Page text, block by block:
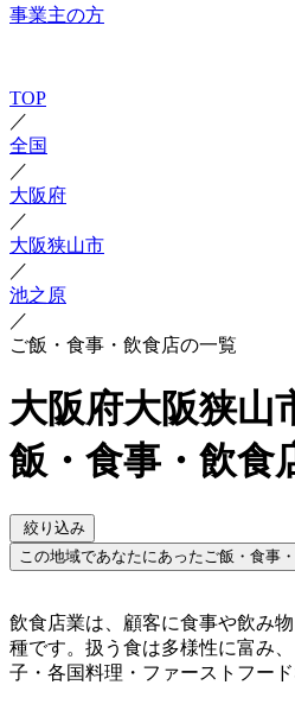
事業主の方
TOP
／
全国
／
大阪府
／
大阪狭山市
／
池之原
／
ご飯・食事・飲食店の一覧
大阪府大阪狭山
飯・食事・飲食
絞り込み
この地域であなたにあったご飯・食事
飲食店業は、顧客に食事や飲み
種です。扱う食は多様性に富み
子・各国料理・ファーストフード